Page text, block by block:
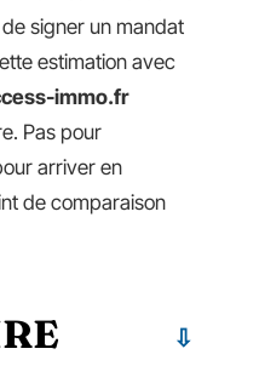
signer un mandat
estimation avec
immo.fr
Pas pour
arriver en
de comparaison